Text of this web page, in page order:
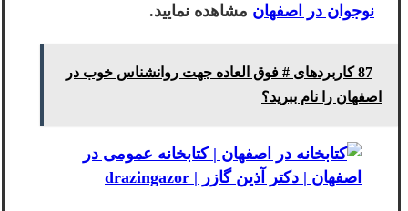
نوجوان در اصفهان مشاهده نمایید.
87 کاربردهای # فوق العاده جهت روانشناس خوب در
اصفهان را نام ببرید؟